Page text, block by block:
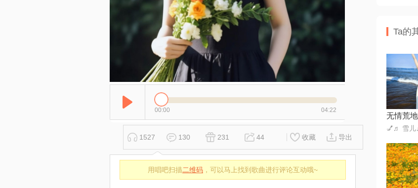
00:00 04:22
1527 130 231 44 收藏 导出
用唱吧扫描二维码 ，可以马上找到歌曲进行评论互动哦~
Ta的
无情荒
💅♬ 雪